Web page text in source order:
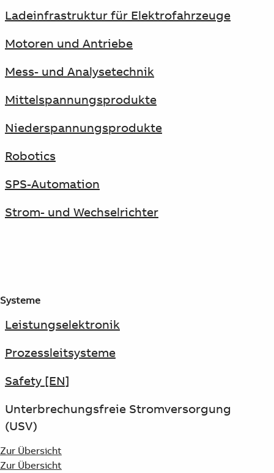
Ladeinfrastruktur für Elektrofahrzeuge
Motoren und Antriebe
Mess- und Analysetechnik
Mittelspannungsprodukte
Niederspannungsprodukte
Robotics
SPS-Automation
Strom- und Wechselrichter
Systeme
Leistungselektronik
Prozessleitsysteme
Safety [EN]
Unterbrechungsfreie Stromversorgung
(USV)
Zur Übersicht
Zur Übersicht